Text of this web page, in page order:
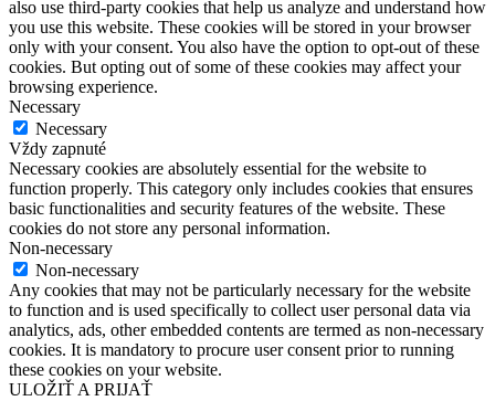
also use third-party cookies that help us analyze and understand how
you use this website. These cookies will be stored in your browser
only with your consent. You also have the option to opt-out of these
cookies. But opting out of some of these cookies may affect your
browsing experience.
Necessary
Necessary
Vždy zapnuté
Necessary cookies are absolutely essential for the website to
function properly. This category only includes cookies that ensures
basic functionalities and security features of the website. These
cookies do not store any personal information.
Non-necessary
Non-necessary
Any cookies that may not be particularly necessary for the website
to function and is used specifically to collect user personal data via
analytics, ads, other embedded contents are termed as non-necessary
cookies. It is mandatory to procure user consent prior to running
these cookies on your website.
ULOŽIŤ A PRIJAŤ